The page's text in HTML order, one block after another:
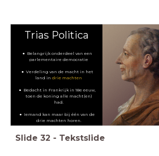
Trias Politica
Belangrijk onderdeel van een
parlementaire democratie
Verdeling van de macht in het
land indrie machten
Bedacht in Frankrijk in 18e eeuw,
toen de koning alle macht(en)
had.
Iemand kan maar bij één van de
drie machten horen.
Slide 32 - Tekstslide